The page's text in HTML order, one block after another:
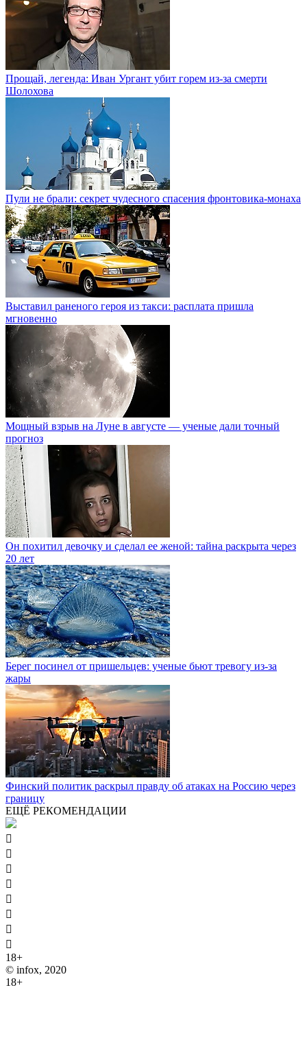
Прощай, легенда: Иван Ургант убит горем из-за смерти
Шолохова
Пули не брали: секрет чудесного спасения фронтовика-монаха
Выставил раненого героя из такси: расплата пришла
мгновенно
Мощный взрыв на Луне в августе — ученые дали точный
прогноз
Он похитил девочку и сделал ее женой: тайна раскрыта через
20 лет
Берег посинел от пришельцев: ученые бьют тревогу из-за
жары
Финский политик раскрыл правду об атаках на Россию через
границу
ЕЩЁ РЕКОМЕНДАЦИИ








18+
© infox, 2020
18+